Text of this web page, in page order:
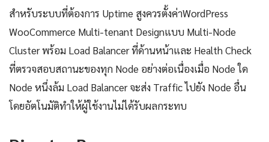
สำหรับระบบที่ต้องการ Uptime สูงควรตั้งค่าWordPress
WooCommerce Multi-tenant Designแบบ Multi-Node
Cluster พร้อม Load Balancer ที่ด้านหน้าและ Health Check
ที่ตรวจสอบสถานะของทุก Node อย่างต่อเนื่องเมื่อ Node ใด
Node หนึ่งล้ม Load Balancer จะส่ง Traffic ไปยัง Node อื่น
โดยอัตโนมัติทำให้ผู้ใช้งานไม่ได้รับผลกระทบ